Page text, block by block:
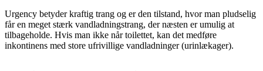
Urgency betyder kraftig trang og er den tilstand, hvor man pludselig
får en meget stærk vandladningstrang, der næsten er umulig at
tilbageholde. Hvis man ikke når toilettet, kan det medføre
inkontinens med store ufrivillige vandladninger (urinlækager).